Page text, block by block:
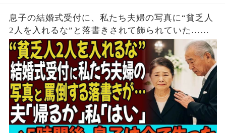
息子の結婚式受付に、私たち夫婦の写真に“貧乏人
2人を入れるな”と落書きされて飾られていた…夫
「帰るか」私「はい」→無言で立ち去った5時間
後、息子は全てを失う結末を迎えた